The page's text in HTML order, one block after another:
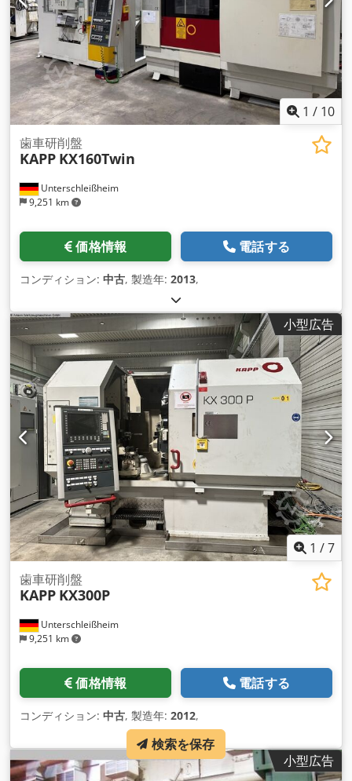
1 / 10
Unterschleißheim
9,251 km
歯車研削盤
KAPP KX160Twin
価格情報 電話する
コンディション: 中古, 製造年: 2013,
小型広告
1 /7
Unterschleißheim
9,251 km
歯車研削盤
KAPP KX300P
価格情報 電話する
コンディション: 中古, 製造年: 2012,
小型広告
検索を保存